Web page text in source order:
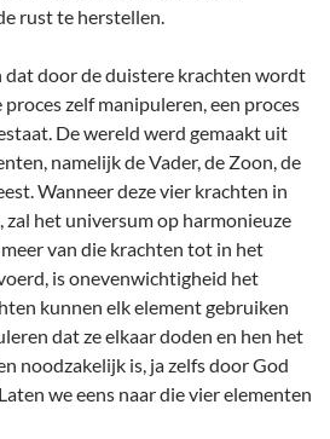
rust te herstellen.
dat door de duistere krachten wordt
zelf manipuleren, een proces
De wereld werd gemaakt uit
namelijk de Vader, de Zoon, de
Wanneer deze vier krachten in
het universum op harmonieuze
van die krachten tot in het
is onevenwichtigheid het
kunnen elk element gebruiken
dat ze elkaar doden en hen het
noodzakelijk is, ja zelfs door God
we eens naar die vier elementen